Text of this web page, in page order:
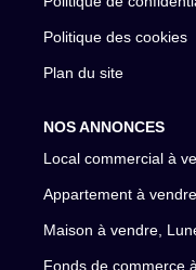
Politique des cookies
Plan du site
NOS ANNONCES
Local commercial à
Appartement à
Maison à vendre,
Fonds de commerce